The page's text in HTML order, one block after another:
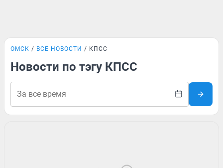
ОМСК ВСЕ НОВОСТИ КПСС
Новости по тэгу КПСС